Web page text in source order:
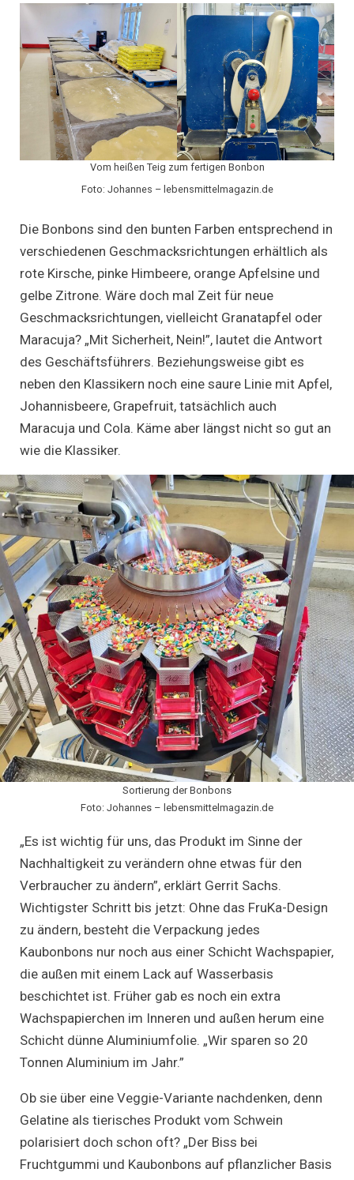
Vom heißen Teig zum fertigen Bonbon
Foto: Johannes – lebensmittelmagazin.de
Die Bonbons sind den bunten Farben entsprechend in
verschiedenen Geschmacksrichtungen erhältlich als
rote Kirsche, pinke Himbeere, orange Apfelsine und
gelbe Zitrone. Wäre doch mal Zeit für neue
Geschmacksrichtungen, vielleicht Granatapfel oder
Maracuja? „Mit Sicherheit, Nein!”, lautet die Antwort
des Geschäftsführers. Beziehungsweise gibt es
neben den Klassikern noch eine saure Linie mit Apfel,
Johannisbeere, Grapefruit, tatsächlich auch
Maracuja und Cola. Käme aber längst nicht so gut an
wie die Klassiker.
Sortierung der Bonbons
Foto: Johannes – lebensmittelmagazin.de
„Es ist wichtig für uns, das Produkt im Sinne der
Nachhaltigkeit zu verändern ohne etwas für den
Verbraucher zu ändern”, erklärt Gerrit Sachs.
Wichtigster Schritt bis jetzt: Ohne das FruKa-Design
zu ändern, besteht die Verpackung jedes
Kaubonbons nur noch aus einer Schicht Wachspapier,
die außen mit einem Lack auf Wasserbasis
beschichtet ist. Früher gab es noch ein extra
Wachspapierchen im Inneren und außen herum eine
Schicht dünne Aluminiumfolie. „Wir sparen so 20
Tonnen Aluminium im Jahr.”
Ob sie über eine Veggie-Variante nachdenken, denn
Gelatine als tierisches Produkt vom Schwein
polarisiert doch schon oft? „Der Biss bei
Fruchtgummi und Kaubonbons auf pflanzlicher Basis